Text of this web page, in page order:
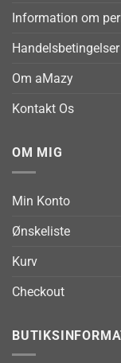
Information om
Handelsbetingelser
Om aMazy
Kontakt Os
OM MIG
Min Konto
Ønskeliste
Kurv
Checkout